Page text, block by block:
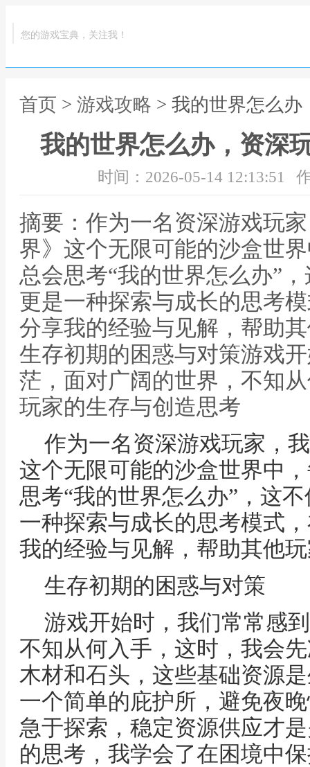
您的游戏宝典，关注我！
首页 > 游戏攻略 > 我的世界怎么
我的世界怎么办，资深
时间：2026-05-14 12:13:51
摘要：作为一名资深游戏玩
界》这个无限可能的沙盒世
总会思考“我的世界怎么办”
更是一种探索与成长的思考
分享我的经验与见解，帮助
生存初期的困惑与对策游戏
茫，面对广阔的世界，不知
玩家的生存与创造思考
作为一名资深游戏玩家，
这个无限可能的沙盒世界中
思考“我的世界怎么办”，这
一种探索与成长的思考模式
我的经验与见解，帮助其他
生存初期的困惑与对策
游戏开始时，我们常常感
不知从何入手，这时，我会
木材和石头，这些基础资源
一个简单的庇护所，避免夜
急于探索，稳定资源供应才
的思考，我学会了在困境中